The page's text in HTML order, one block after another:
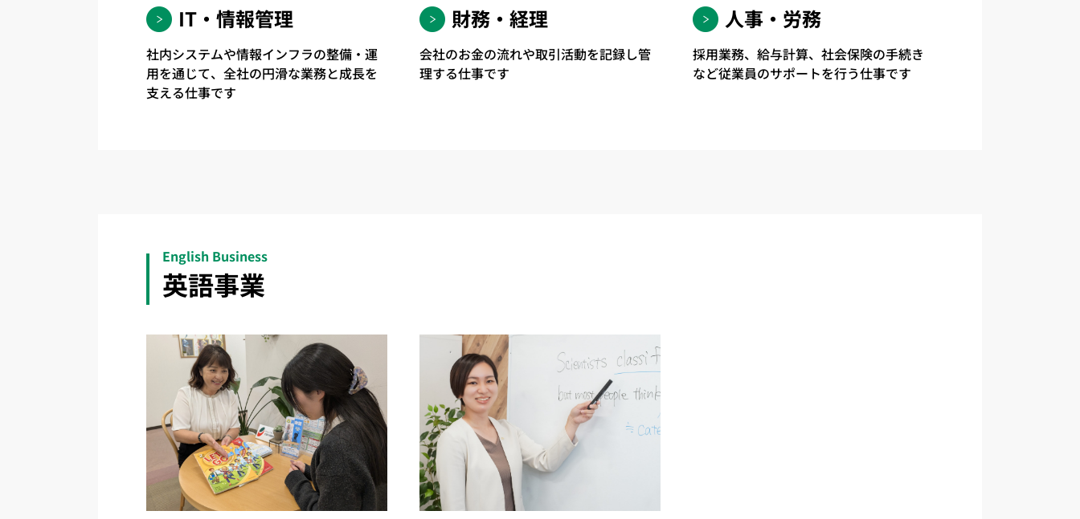
IT・情報管理
社内システムや情報インフラの整備・運
用を通じて、全社の円滑な業務と成長を
支える仕事です
財務・経理
会社のお金の流れや取引活動を記録し管
理する仕事です
人事・労務
採用業務、給与計算、社会保険の手続き
など従業員のサポートを行う仕事です
English Business
英語事業